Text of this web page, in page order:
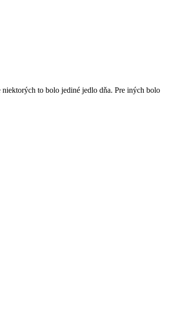
to bolo jediné jedlo dňa. Pre iných bolo